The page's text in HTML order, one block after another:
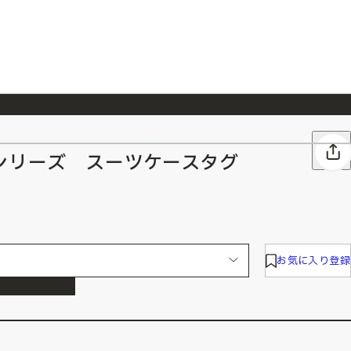
7/23 『ONE PIECE magazine 021 ONE PIECEカード付き同梱版』発売延期のご案内
リーズ スーツケースタグ
お気に入り登録